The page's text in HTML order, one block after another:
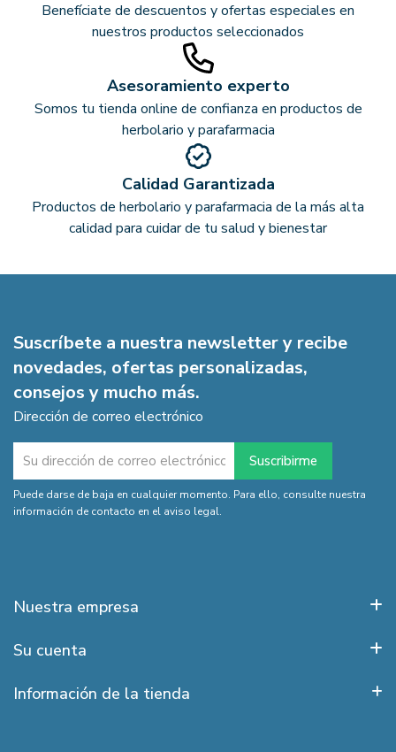
Benefíciate de descuentos y ofertas especiales en
nuestros productos seleccionados
Asesoramiento experto
Somos tu tienda online de confianza en productos de
herbolario y parafarmacia
Calidad Garantizada
Productos de herbolario y parafarmacia de la más alta
calidad para cuidar de tu salud y bienestar
Suscríbete a nuestra newsletter y recibe
novedades, ofertas personalizadas,
consejos y mucho más.
Dirección de correo electrónico
Puede darse de baja en cualquier momento. Para ello, consulte nuestra
información de contacto en el aviso legal.
Nuestra empresa
Su cuenta
Información de la tienda